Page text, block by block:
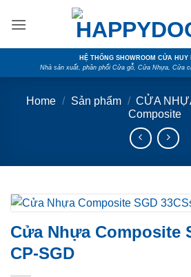
HỆ THỐNG SHOWROOM CỬA HUY
Nhà sản xuất, phân phối Cửa gỗ, Cửa Nhựa, Cửa
Home / Sản phẩm / CỬA
Composite
Cửa Nhựa Composite
CP-SGD